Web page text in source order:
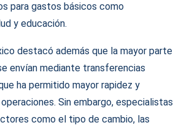
para gastos básicos como
y educación.
destacó además que la mayor parte
envían mediante transferencias
ha permitido mayor rapidez y
Sin embargo, especialistas
como el tipo de cambio, las